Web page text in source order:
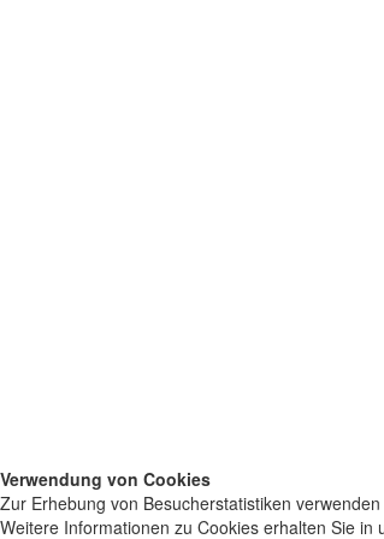
Verwendung von Cookies
Zur Erhebung von Besucherstatistiken
Weitere Informationen zu Cookies erhalten Sie in